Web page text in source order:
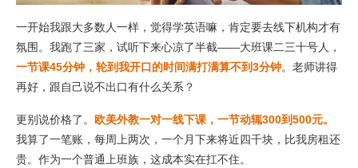
一开始我跟大多数人一样，觉得学英语嘛，肯定要去线下机构才有
氛围。我跑了三家，试听下来心凉了半截——大班课二三十号人，
一节课45分钟，轮到我开口的时间满打满算不到3分钟。老师讲得
再好，跟自己说不出口有什么关系？
更别说价格了。 欧美外教一对一线下课，一节动辄300到500元。
我算了一笔账，每周上两次，一个月下来将近四千块，比我房租还
贵。作为一个普通上班族，这成本实在扛不住。